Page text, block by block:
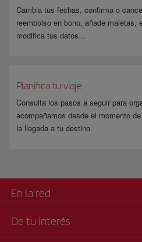
Cambia tus fechas, confirma o
reembolso en bono, añade maletas,
modifica tus datos…
Planifica tu viaje
Consulta los pasos a seguir para
acompañamos desde el momento
la llegada a tu destino.
En la red
De tu interés